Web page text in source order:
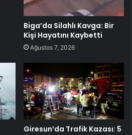
Biga’da Silahlı Kavga: Bir
Kişi Hayatını Kaybetti
Ağustos 7, 2026
Giresun’da Trafik Kazası: 5